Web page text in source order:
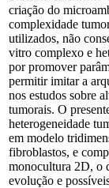
criação do
complexidade
utilizados, não
vitro complexo e
por promover
permitir imitar a
nos estudos sobre
tumorais. O
heterogeneidade
em modelo
fibroblastos, e
monocultura 2D, o
evolução e